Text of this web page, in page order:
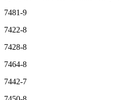
7481-9
7422-8
7428-8
7464-8
7442-7